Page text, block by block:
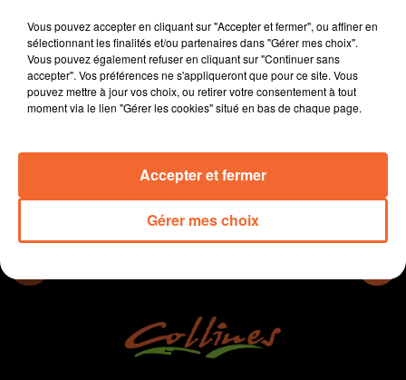
après leur victoire face à Nantes.
Un Open Contact d'arts martiaux samedi à Cerizay (
photo )
Vous pouvez accepter en cliquant sur "Accepter et fermer", ou affiner en
sélectionnant les finalités et/ou partenaires dans "Gérer mes choix".
Vous pouvez également refuser en cliquant sur "Continuer sans
accepter". Vos préférences ne s'appliqueront que pour ce site. Vous
pouvez mettre à jour vos choix, ou retirer votre consentement à tout
moment via le lien "Gérer les cookies" situé en bas de chaque page.
Gérer mes choix
Accepter et fermer